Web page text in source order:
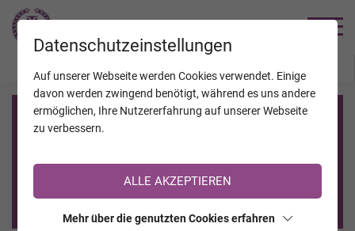
Registrierung auf TrauerHilfe.it
Sie sind noch nicht auf TrauerHilfe.it registriert?
>> zur kostenlosen Registrierung <<
Datenschutzeinstellungen
Auf unserer Webseite werden Cookies verwendet. Einige
davon werden zwingend benötigt, während es uns andere
ermöglichen, Ihre Nutzererfahrung auf unserer Webseite
zu verbessern.
ALLE AKZEPTIEREN
Mehr über die genutzten Cookies erfahren
JAHRESTAGE KALENDER VERSTORBENE